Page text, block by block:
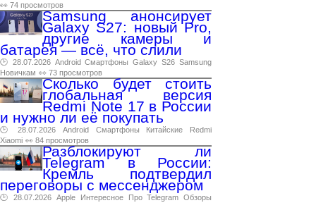
👀 74 просмотров
Samsung анонсирует
Galaxy S27: новый Pro,
другие камеры и
батарея — всё, что слили
🕑 28.07.2026 Android Смартфоны Galaxy S26 Samsung
Новичкам 👀 73 просмотров
Сколько будет стоить
глобальная версия
Redmi Note 17 в России
и нужно ли её покупать
🕑 28.07.2026 Android Смартфоны Китайские
Redmi
Xiaomi 👀 84 просмотров
Разблокируют ли
Telegram в России:
Кремль подтвердил
переговоры с мессенджером
🕑 28.07.2026 Apple Интересное Про Telegram Обзоры